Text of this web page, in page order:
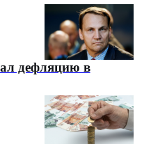
дефляцию в